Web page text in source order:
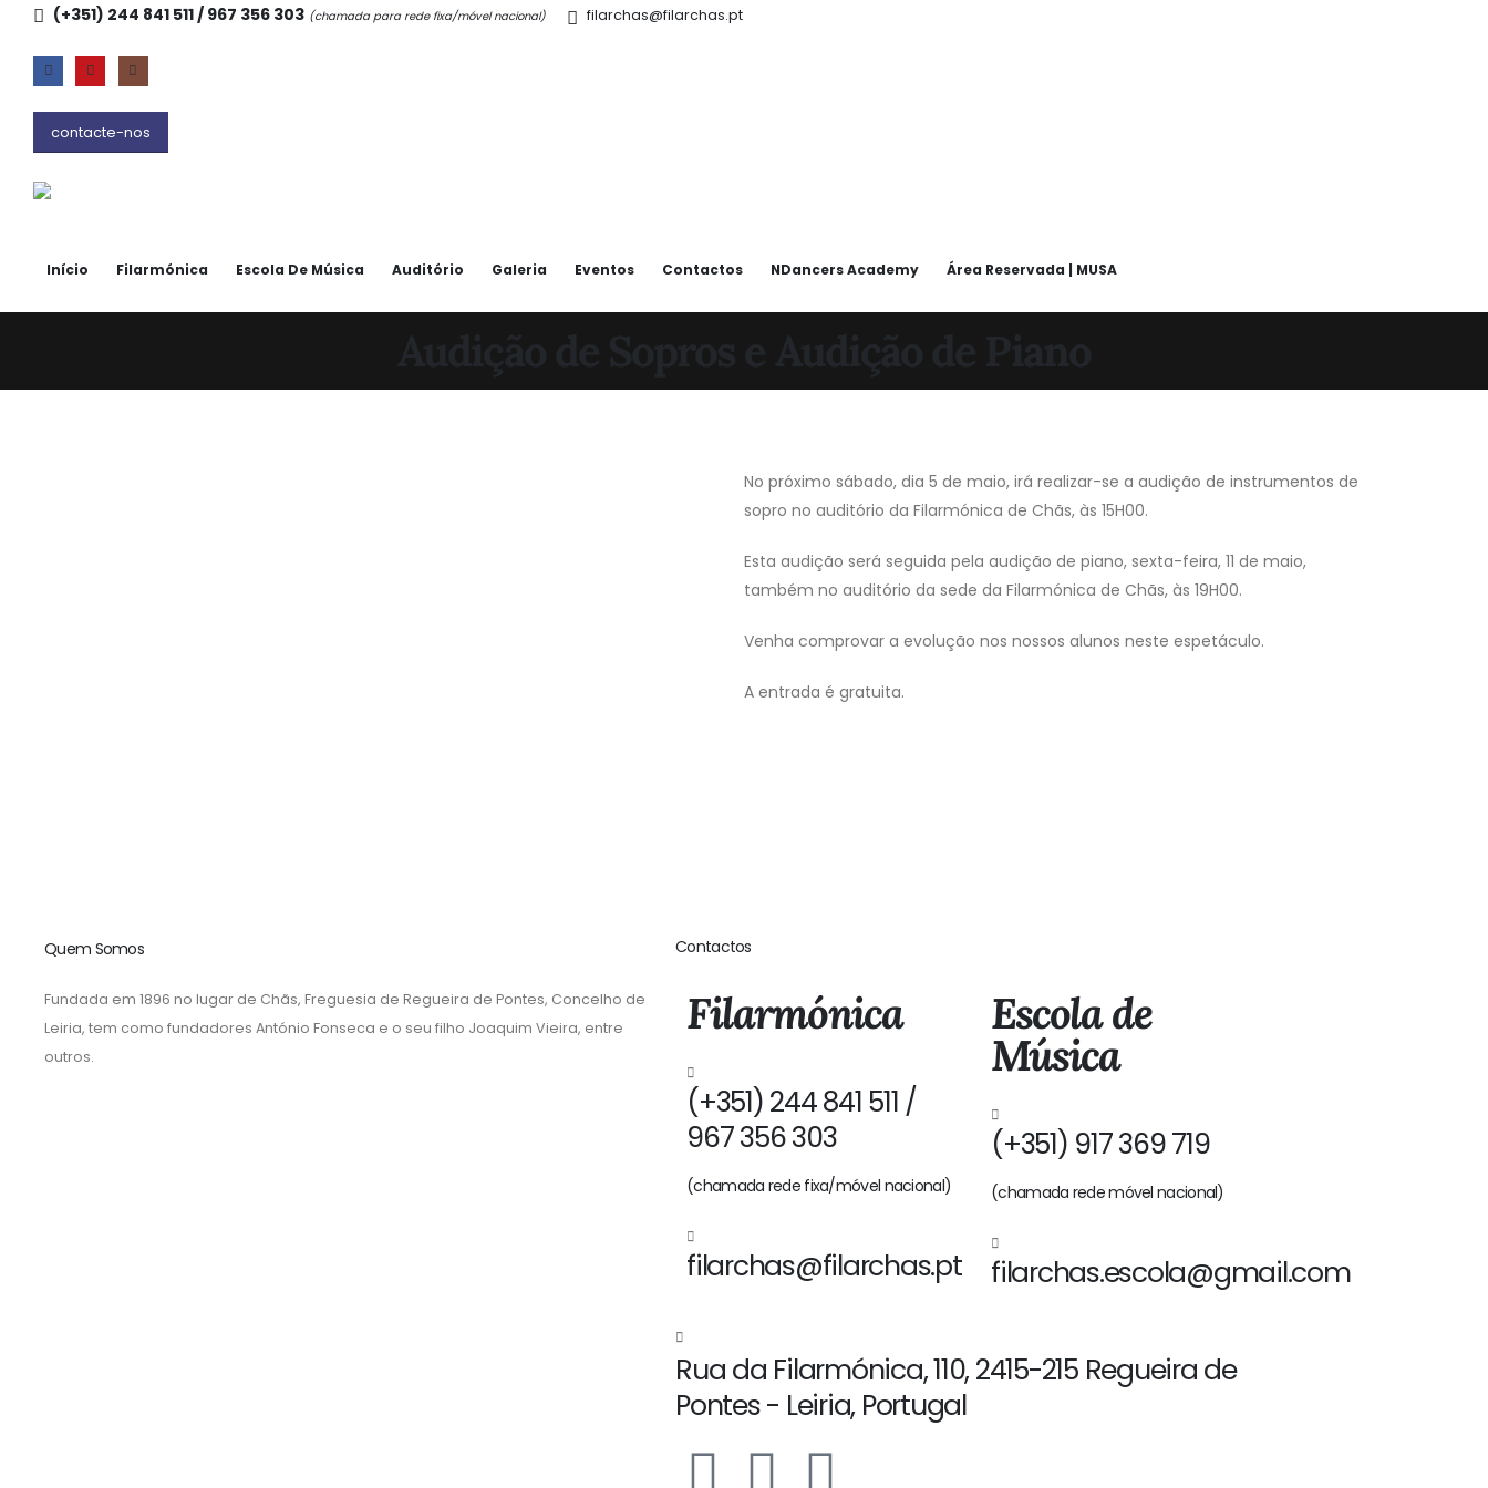
(+351) 244 841 511 / 967 356 303 (chamada para rede fixa/móvel nacional) filarchas@filarchas.pt
contacte-nos
Início Filarmónica Escola De Música Auditório Galeria Eventos Contactos NDancers Academy Área Reservada | MUSA
No próximo sábado, dia 5 de maio, irá realizar-se a audição de instrumentos de
sopro no auditório da Filarmónica de Chãs, às 15H00.
Esta audição será seguida pela audição de piano, sexta-feira, 11 de maio,
também no auditório da sede da Filarmónica de Chãs, às 19H00.
Venha comprovar a evolução nos nossos alunos neste espetáculo.
A entrada é gratuita.
Quem Somos
Fundada em 1896 no lugar de Chãs, Freguesia de Regueira de Pontes, Concelho de
Leiria, tem como fundadores António Fonseca e o seu filho Joaquim Vieira, entre
outros.
Contactos
Filarmónica
(+351) 244 841 511 /
967 356 303
(chamada rede fixa/móvel nacional)
filarchas@filarchas.pt
Escola de
Música
(+351) 917 369 719
(chamada rede móvel nacional)
filarchas.escola@gmail.com
Rua da Filarmónica, 110, 2415-215 Regueira de
Pontes - Leiria, Portugal